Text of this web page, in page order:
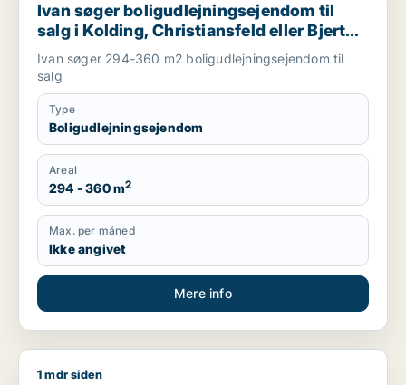
Ivan søger boligudlejningsejendom til
salg i Kolding, Christiansfeld eller Bjert
m.fl.
Ivan søger 294-360 m2 boligudlejningsejendom til
salg
Type
Boligudlejningsejendom
Areal
294 - 360 m2
Max. per måned
Ikke angivet
Mere info
Eyup søger kontor, lager, værksted, butik, klinik,
1 mdr siden